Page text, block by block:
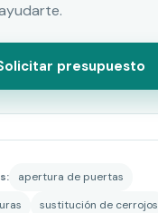
presupuesto
apertura de puertas
sustitución de cerrojos